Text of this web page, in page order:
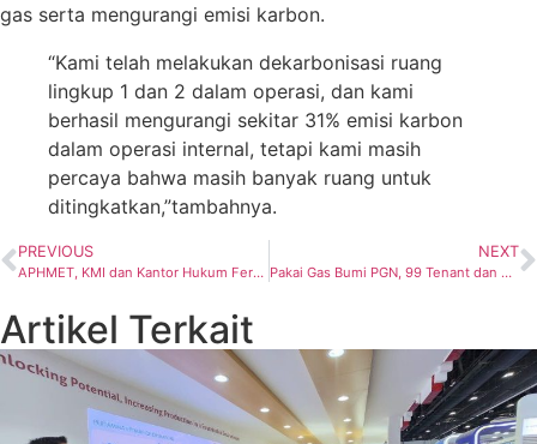
gas serta mengurangi emisi karbon.
“Kami telah melakukan dekarbonisasi ruang
lingkup 1 dan 2 dalam operasi, dan kami
berhasil mengurangi sekitar 31% emisi karbon
dalam operasi internal, tetapi kami masih
percaya bahwa masih banyak ruang untuk
ditingkatkan,”tambahnya.
PREVIOUS
APHMET, KMI dan Kantor Hukum Fernandes Partnership Kirim Surat ke MESDM, Ini Isinya Ya
NEXT
Pakai Gas Bumi PGN, 99 Tenant dan 600 Tungku Mall Kota Kasablanka Makin Kompetitif Layani Pengunjung
Artikel Terkait